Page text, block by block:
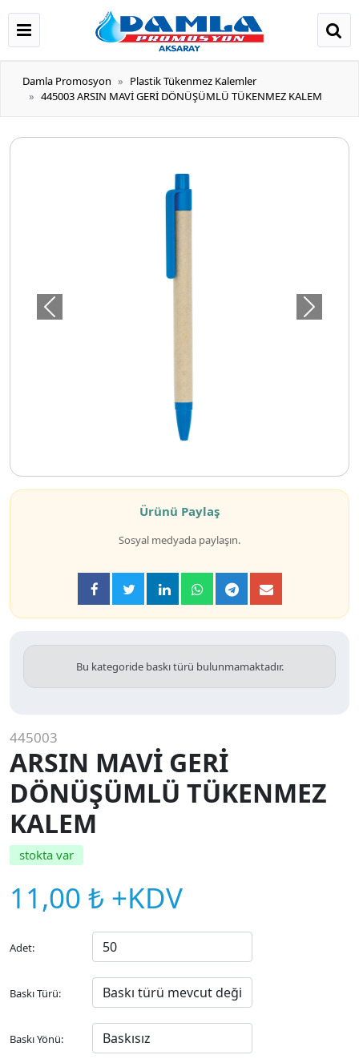
Damla Promosyon
Plastik Tükenmez Kalemler
445003 ARSIN MAVİ GERİ DÖNÜŞÜMLÜ TÜKENMEZ KALEM
Önceki Sonraki
Ürünü Paylaş
Sosyal medyada paylaşın.
Bu kategoride baskı türü bulunmamaktadır.
445003
ARSIN MAVİ GERİ
DÖNÜŞÜMLÜ TÜKENMEZ
KALEM
stokta var
11,00 ₺ +KDV
Adet:
Baskı Türü:
Baskı Yönü: